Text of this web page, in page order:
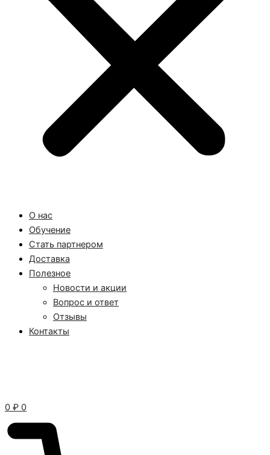
О нас
Обучение
Стать партнером
Доставка
Полезное
Новости и акции
Вопрос и ответ
Отзывы
Контакты
0 ₽ 0